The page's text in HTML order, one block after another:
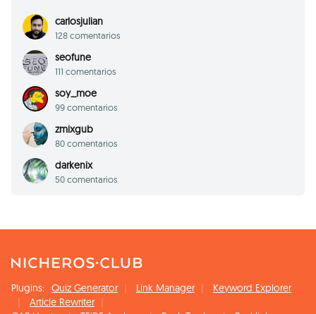
carlosjulian
128 comentarios
seofune
111 comentarios
soy_moe
99 comentarios
zmixgub
80 comentarios
darkenix
50 comentarios
Plugins: Quiz Generator Link Manager
Keyword Explorer
Article Rewriter